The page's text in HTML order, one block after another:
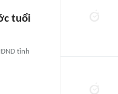
tuổi
tỉnh